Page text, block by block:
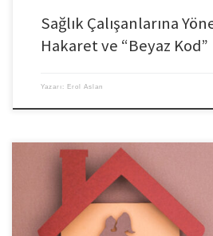
Sağlık Çalışanlarına
Hakaret ve “Beyaz Kod”
Yazarı: Erol Aslan